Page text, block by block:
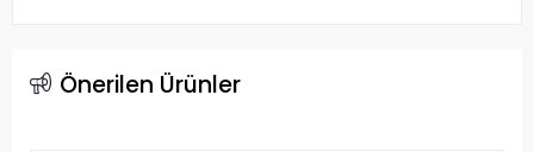
Önerilen Ürünler